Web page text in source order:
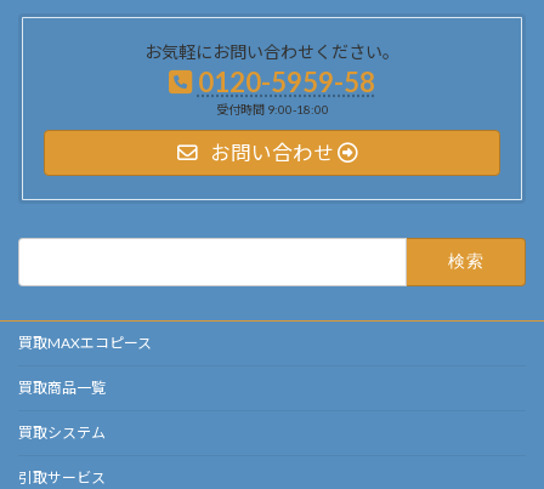
お気軽にお問い合わせください。
0120-5959-58
受付時間 9:00-18:00
お問い合わせ
買取MAXエコピース
買取商品一覧
買取システム
引取サービス